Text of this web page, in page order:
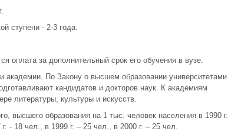
ступени - 2-3 года.
оплата за дополнительный срок его обучения в вузе.
академии. По Закону о высшем образовании университетами
кандидатов и докторов наук. К академиям
литературы, культуры и искусств.
высшего образования на 1 тыс. человек населения в 1990 г.
- 18 чел., в 1999 г. – 25 чел., в 2000 г. – 25 чел.